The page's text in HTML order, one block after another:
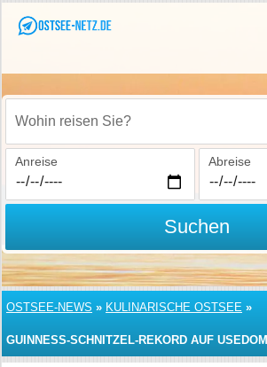
Wohin reisen Sie?
Anreise Abreise
Suchen
OSTSEE-NEWS » KULINARISCHE OSTSEE »
GUINNESS-SCHNITZEL-REKORD AUF USEDOM